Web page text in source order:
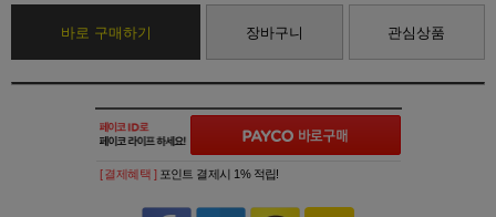
바로 구매하기 장바구니 관심상품
[ 결제혜택 ] 포인트 결제시 1% 적립!